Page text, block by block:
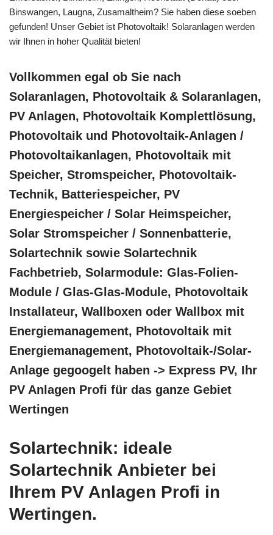
Binswangen, Laugna, Zusamaltheim? Sie haben diese soeben
gefunden! Unser Gebiet ist Photovoltaik! Solaranlagen werden
wir Ihnen in hoher Qualität bieten!
Vollkommen egal ob Sie nach
Solaranlagen, Photovoltaik & Solaranlagen,
PV Anlagen, Photovoltaik Komplettlösung,
Photovoltaik und Photovoltaik-Anlagen /
Photovoltaikanlagen, Photovoltaik mit
Speicher, Stromspeicher, Photovoltaik-
Technik, Batteriespeicher, PV
Energiespeicher / Solar Heimspeicher,
Solar Stromspeicher / Sonnenbatterie,
Solartechnik sowie Solartechnik
Fachbetrieb, Solarmodule: Glas-Folien-
Module / Glas-Glas-Module, Photovoltaik
Installateur, Wallboxen oder Wallbox mit
Energiemanagement, Photovoltaik mit
Energiemanagement, Photovoltaik-/Solar-
Anlage gegoogelt haben -> Express PV, Ihr
PV Anlagen Profi für das ganze Gebiet
Wertingen
Solartechnik: ideale
Solartechnik Anbieter bei
Ihrem PV Anlagen Profi in
Wertingen.